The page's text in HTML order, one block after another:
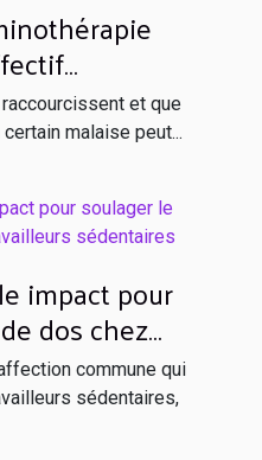
et agir
et que
malaise peut...
impact pour
dos chez
commune qui
sédentaires,